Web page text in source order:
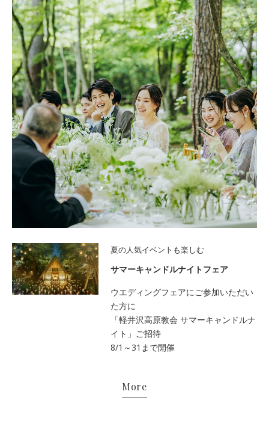
夏の人気イベントも楽しむ
サマーキャンドルナイトフェア
ウエディングフェアにご参加いただい
た方に
「軽井沢高原教会 サマーキャンドルナ
イト」ご招待
8/1～31まで開催
More